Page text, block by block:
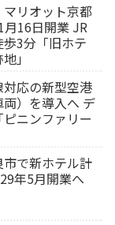
リオット京都
16日開業 JR
3分「旧ホテ
」
応の新型空港
）を導入へ デ
ニンファリー
で新ホテル計
年5月開業へ